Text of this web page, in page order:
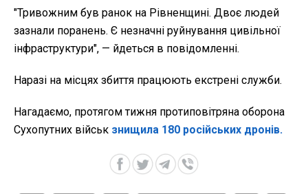
"Тривожним був ранок на Рівненщині. Двоє людей
зазнали поранень. Є незначні руйнування цивільної
інфраструктури", — йдеться в повідомленні.
Наразі на місцях збиття працюють екстрені служби.
Нагадаємо, протягом тижня протиповітряна оборона
Сухопутних військ знищила 180 російських дронів.